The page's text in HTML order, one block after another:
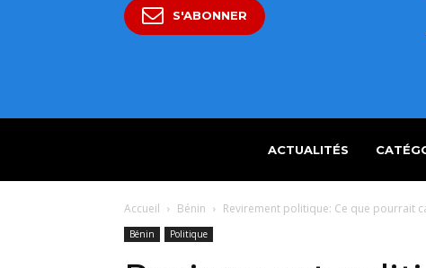
S'ABONNER
ACTUALITÉS
Accueil Bénin Revirement politique: Ce que pourrait
Bénin Politique